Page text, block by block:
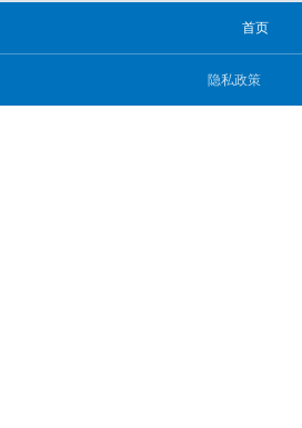
首页
隐私政策